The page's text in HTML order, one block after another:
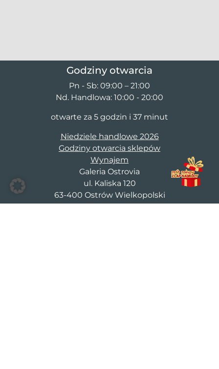
Godziny otwarcia
Pn - Sb: 09:00 – 21:00
Nd. Handlowa: 10:00 - 20:00
otwarte za 5 godzin i 37 minut
Niedziele handlowe 2026
Godziny otwarcia sklepów
Wynajem
Galeria Ostrovia
ul. Kaliska 120
63-400 Ostrów Wielkopolski